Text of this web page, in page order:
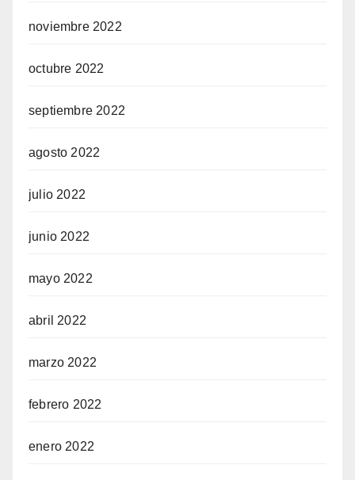
noviembre 2022
octubre 2022
septiembre 2022
agosto 2022
julio 2022
junio 2022
mayo 2022
abril 2022
marzo 2022
febrero 2022
enero 2022